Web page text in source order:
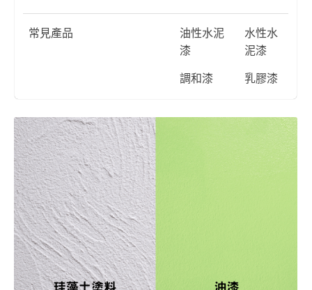
常見產品
油性水泥
漆
調和漆
水性水
泥漆
乳膠漆